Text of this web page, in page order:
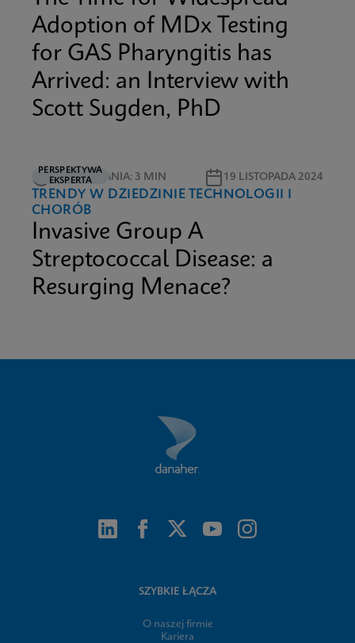
Adoption of MDx Testing
for GAS Pharyngitis has
Arrived: an Interview with
Scott Sugden, PhD
PERSPEKTYWA
EKSPERTA
CZAS CZYTANIA: 3 MIN 19 LISTOPADA 2024
TRENDY W DZIEDZINIE TECHNOLOGII I
CHORÓB
Invasive Group A
Streptococcal Disease: a
Resurging Menace?
SZYBKIE ŁĄCZA
O naszej firmie
Kariera